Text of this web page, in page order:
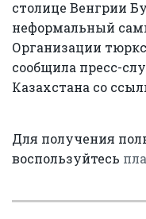
столице Венгрии
неформальный
Организации
сообщила пресс-
Казахстана со
Для получения
воспользуйтесь